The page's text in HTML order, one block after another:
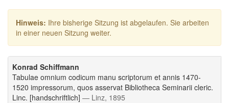
Hinweis: Ihre bisherige Sitzung ist abgelaufen. Sie arbeiten
in einer neuen Sitzung weiter.
Konrad Schiffmann
Tabulae omnium codicum manu scriptorum et annis 1470-
1520 impressorum, quos asservat Bibliotheca Seminarii cleric.
Linc. [handschriftlich] — Linz, 1895